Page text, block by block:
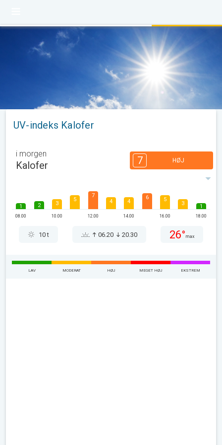
UV-indeks Kalofer
i morgen
Kalofer 7 HØJ
1
08.00
2 3
10.00
5
7
12.00
4 4
14.00
6 5
16.00
3 1
18.00
10 t 06.20 20.30 26° max
LAV MODERAT HØJ MEGET HØJ EKSTREM